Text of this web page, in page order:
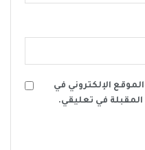
الإلكتروني في
في تعليقي.